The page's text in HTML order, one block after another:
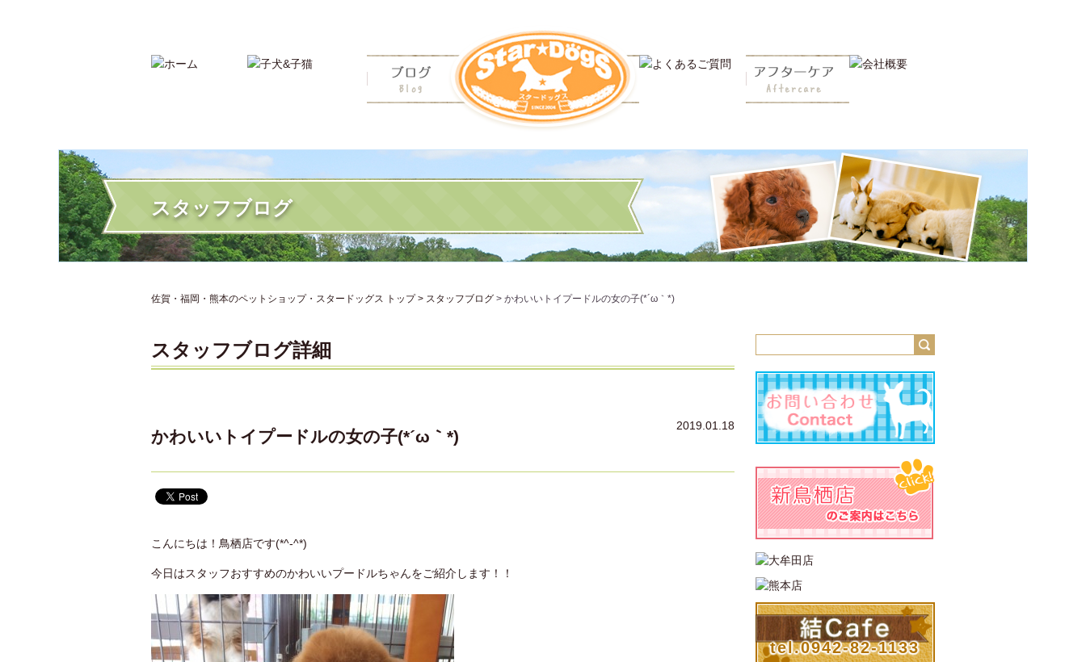
スタッフブログ
佐賀・福岡・熊本のペットショップ・スタードッグス トップ > スタッフブログ > かわいいトイプードルの女の子(*´ω｀*)
スタッフブログ詳細
2019.01.18
かわいいトイプードルの女の子(*´ω｀*)
こんにちは！鳥栖店です(*^-^*)
今日はスタッフおすすめのかわいいプードルちゃんをご紹介します！！
tel.0942-82-1133